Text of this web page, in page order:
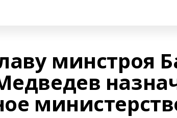
минстроя